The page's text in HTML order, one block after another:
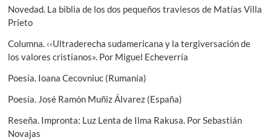
i
ó
n
d
e
e
n
e
o
r
u
n
Novedad. La biblia de los dos pequeños traviesos de Matías Villa
Prieto
Columna. ‹‹Ultraderecha sudamericana y la tergiversación de
los valores cristianos». Por Miguel Echeverría
Poesía. Ioana Cecovniuc (Rumanía)
Poesía. José Ramón Muñiz Álvarez (España)
Reseña. Impronta: Luz Lenta de Ilma Rakusa. Por Sebastián
Novajas